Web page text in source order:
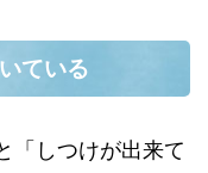
ている
「しつけが出来て